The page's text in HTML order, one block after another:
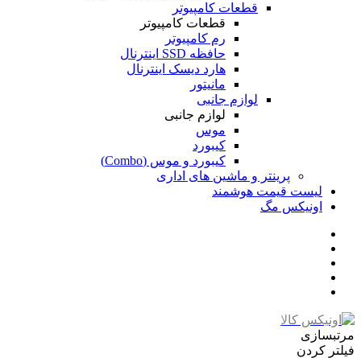
قطعات کامپیوتر
قطعات کامپیوتر
رم کامپیوتر
حافظه SSD اینترنال
هارد دیسک اینترنال
مانیتور
لوازم جانبی
لوازم جانبی
موس
کیبورد
کیبورد و موس (Combo)
پرینتر و ماشین های اداری
لیست قیمت هوشمند
اونیکس مگ
مرتبسازی
فیلتر کردن